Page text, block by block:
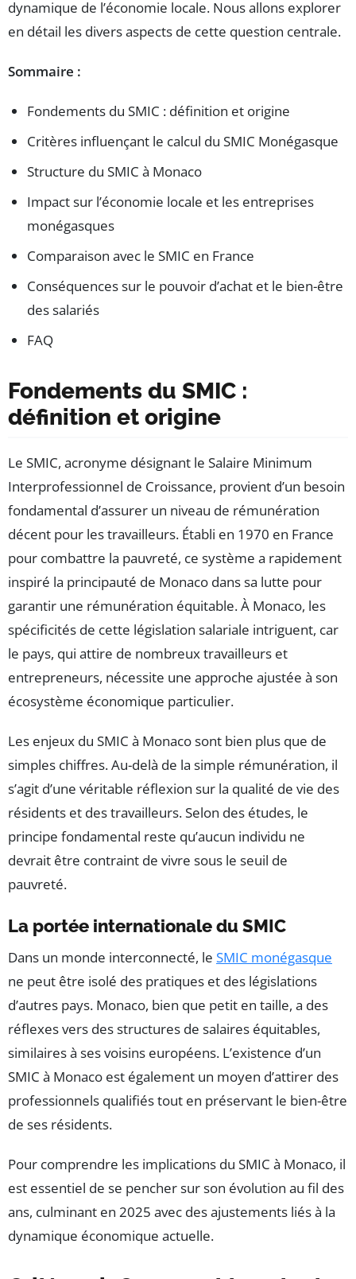
dynamique de l’économie locale. Nous allons explorer
en détail les divers aspects de cette question centrale.
Sommaire :
Fondements du SMIC : définition et origine
Critères influençant le calcul du SMIC Monégasque
Structure du SMIC à Monaco
Impact sur l’économie locale et les entreprises
monégasques
Comparaison avec le SMIC en France
Conséquences sur le pouvoir d’achat et le bien-être
des salariés
FAQ
Fondements du SMIC :
définition et origine
Le SMIC, acronyme désignant le Salaire Minimum
Interprofessionnel de Croissance, provient d’un besoin
fondamental d’assurer un niveau de rémunération
décent pour les travailleurs. Établi en 1970 en France
pour combattre la pauvreté, ce système a rapidement
inspiré la principauté de Monaco dans sa lutte pour
garantir une rémunération équitable. À Monaco, les
spécificités de cette législation salariale intriguent, car
le pays, qui attire de nombreux travailleurs et
entrepreneurs, nécessite une approche ajustée à son
écosystème économique particulier.
Les enjeux du SMIC à Monaco sont bien plus que de
simples chiffres. Au-delà de la simple rémunération, il
s’agit d’une véritable réflexion sur la qualité de vie des
résidents et des travailleurs. Selon des études, le
principe fondamental reste qu’aucun individu ne
devrait être contraint de vivre sous le seuil de
pauvreté.
La portée internationale du SMIC
Dans un monde interconnecté, le SMIC monégasque
ne peut être isolé des pratiques et des législations
d’autres pays. Monaco, bien que petit en taille, a des
réflexes vers des structures de salaires équitables,
similaires à ses voisins européens. L’existence d’un
SMIC à Monaco est également un moyen d’attirer des
professionnels qualifiés tout en préservant le bien-être
de ses résidents.
Pour comprendre les implications du SMIC à Monaco, il
est essentiel de se pencher sur son évolution au fil des
ans, culminant en 2025 avec des ajustements liés à la
dynamique économique actuelle.